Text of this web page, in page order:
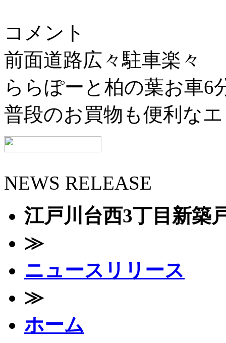
コメント
前面道路広々駐車楽々
ららぽーと柏の葉お車6
普段のお買物も便利な
NEWS RELEASE
江戸川台西3丁目新
≫
ニュースリリース
≫
ホーム